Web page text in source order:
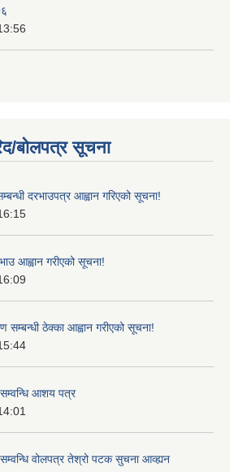
बोलपत्र सूचना
दरभाउपत्र आह्वान गरिएको सूचना!
आह्वान गरीएको सूचना!
सम्बन्धी ठेक्का आह्वान गरीएको सूचना!
आशय पत्र
वोलपत्र तेश्रो पटक सुचना आव्ह्यन